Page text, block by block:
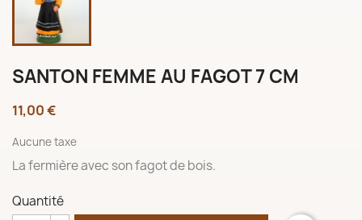
SANTON FEMME AU FAGOT 7 CM
11,00 €
Aucune taxe
La fermière avec son fagot de bois.
Quantité